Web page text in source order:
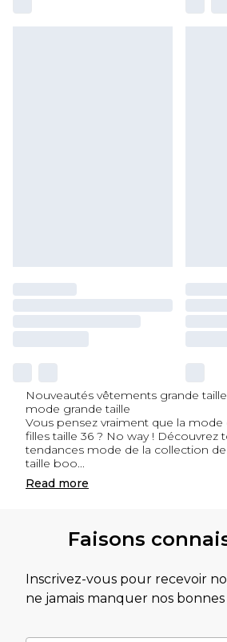
Nouveautés vêtements grande
mode grande taille
Vous pensez vraiment que la mode
filles taille 36 ? No way ! Découvrez
tendances mode de la collection
taille boo...
Read more
Faisons
Inscrivez-vous pour recevoir
ne jamais manquer nos bonnes